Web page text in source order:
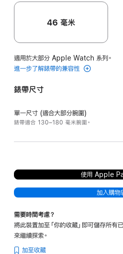
46 毫米
適用於大部分 Apple Watch 系列。
進一步了解錶帶的兼容性
錶帶尺寸
單一尺寸 (適合大部分腕圍)
錶帶適合 130–180 毫米腕圍。
使用 Apple
加入購物
需要時間考慮？
將此裝置加至「你的收藏」即可儲存所有
來繼續探索。
加至收藏